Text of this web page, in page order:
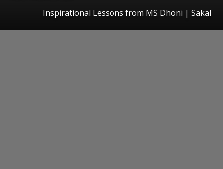
Inspirational Lessons from MS Dhoni | Sakal